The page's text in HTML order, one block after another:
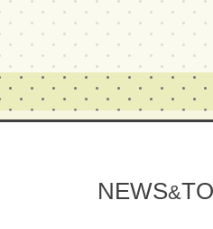
NEWS&